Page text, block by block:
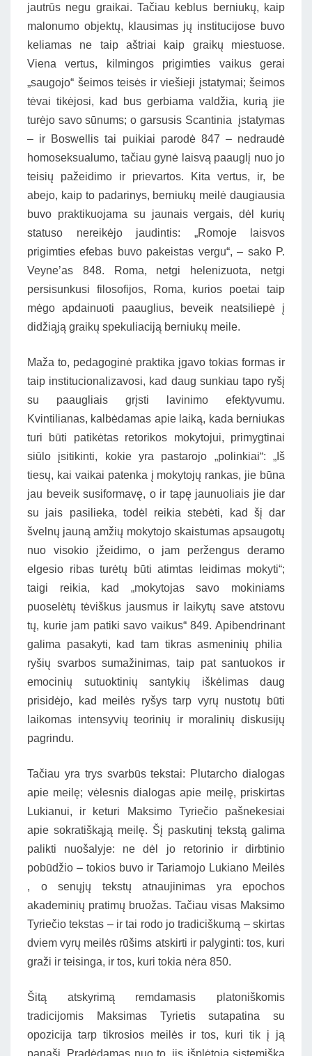
jautrūs negu graikai. Tačiau keblus berniukų, kaip
malonumo objektų, klausimas jų institucijose buvo
keliamas ne taip aštriai kaip graikų miestuose.
Viena vertus, kilmingos prigimties vaikus gerai
„saugojo“ šeimos teisės ir viešieji įstatymai; šeimos
tėvai tikėjosi, kad bus gerbiama valdžia, kurią jie
turėjo savo sūnums; o garsusis Scantinia įstatymas
– ir Boswellis tai puikiai parodė 847 – nedraudė
homoseksualumo, tačiau gynė laisvą paauglį nuo jo
teisių pažeidimo ir prievartos. Kita vertus, ir, be
abejo, kaip to padarinys, berniukų meilė daugiausia
buvo praktikuojama su jaunais vergais, dėl kurių
statuso nereikėjo jaudintis: „Romoje laisvos
prigimties efebas buvo pakeistas vergu“, – sako P.
Veyne’as 848. Roma, netgi helenizuota, netgi
persisunkusi filosofijos, Roma, kurios poetai taip
mėgo apdainuoti paauglius, beveik neatsiliepė į
didžiąją graikų spekuliaciją berniukų meile.
Maža to, pedagoginė praktika įgavo tokias formas ir
taip institucionalizavosi, kad daug sunkiau tapo ryšį
su paaugliais grįsti lavinimo efektyvumu.
Kvintilianas, kalbėdamas apie laiką, kada berniukas
turi būti patikėtas retorikos mokytojui, primygtinai
siūlo įsitikinti, kokie yra pastarojo „polinkiai“: „Iš
tiesų, kai vaikai patenka į mokytojų rankas, jie būna
jau beveik susiformavę, o ir tapę jaunuoliais jie dar
su jais pasilieka, todėl reikia stebėti, kad šį dar
švelnų jauną amžių mokytojo skaistumas apsaugotų
nuo visokio įžeidimo, o jam peržengus deramo
elgesio ribas turėtų būti atimtas leidimas mokyti“;
taigi reikia, kad „mokytojas savo mokiniams
puoselėtų tėviškus jausmus ir laikytų save atstovu
tų, kurie jam patiki savo vaikus“ 849. Apibendrinant
galima pasakyti, kad tam tikras asmeninių philia
ryšių svarbos sumažinimas, taip pat santuokos ir
emocinių sutuoktinių santykių iškėlimas daug
prisidėjo, kad meilės ryšys tarp vyrų nustotų būti
laikomas intensyvių teorinių ir moralinių diskusijų
pagrindu.
Tačiau yra trys svarbūs tekstai: Plutarcho dialogas
apie meilę; vėlesnis dialogas apie meilę, priskirtas
Lukianui, ir keturi Maksimo Tyriečio pašnekesiai
apie sokratiškąją meilę. Šį paskutinį tekstą galima
palikti nuošalyje: ne dėl jo retorinio ir dirbtinio
pobūdžio – tokios buvo ir Tariamojo Lukiano Meilės
, o senųjų tekstų atnaujinimas yra epochos
akademinių pratimų bruožas. Tačiau visas Maksimo
Tyriečio tekstas – ir tai rodo jo tradiciškumą – skirtas
dviem vyrų meilės rūšims atskirti ir palyginti: tos, kuri
graži ir teisinga, ir tos, kuri tokia nėra 850.
Šitą atskyrimą remdamasis platoniškomis
tradicijomis Maksimas Tyrietis sutapatina su
opozicija tarp tikrosios meilės ir tos, kuri tik į ją
panaši. Pradėdamas nuo to, jis išplėtoja sistemišką